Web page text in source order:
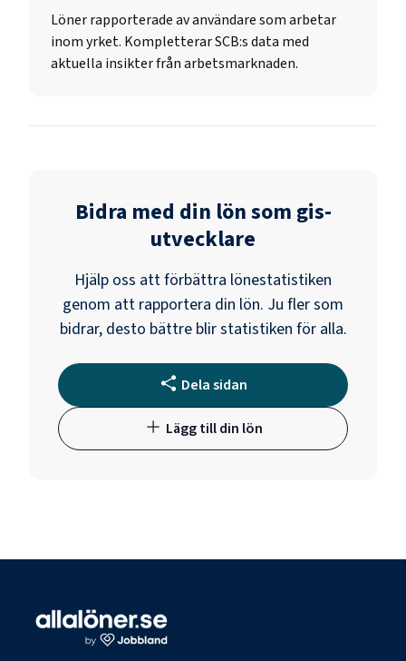
Löner rapporterade av användare som arbetar
inom yrket. Kompletterar SCB:s data med
aktuella insikter från arbetsmarknaden.
Bidra med din lön som gis-
utvecklare
Hjälp oss att förbättra lönestatistiken
genom att rapportera din lön. Ju fler som
bidrar, desto bättre blir statistiken för alla.
Dela sidan
Lägg till din lön